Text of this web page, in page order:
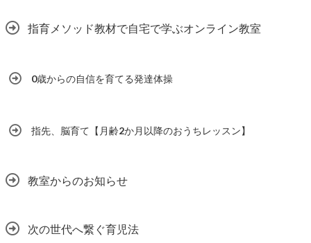
指育メソッド教材で自宅で学ぶオンライン教室
0歳からの自信を育てる発達体操
指先、脳育て【月齢2か月以降のおうちレッスン】
教室からのお知らせ
次の世代へ繋ぐ育児法